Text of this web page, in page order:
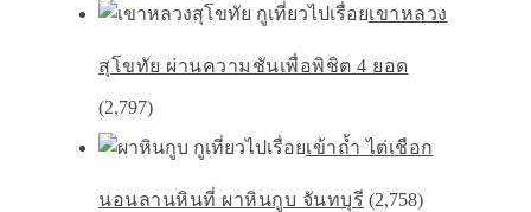
เขาหลวง
สุโขทัย ผ่านความชันเพื่อพิชิต 4 ยอด
(2,797)
เข้าถ้ำ ไต่เชือก
นอนลานหินที่ ผาหินกูบ จันทบุรี (2,758)